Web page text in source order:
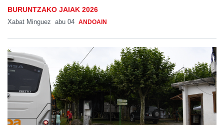
BURUNTZAKO JAIAK 2026
Xabat Minguez abu 04 ANDOAIN